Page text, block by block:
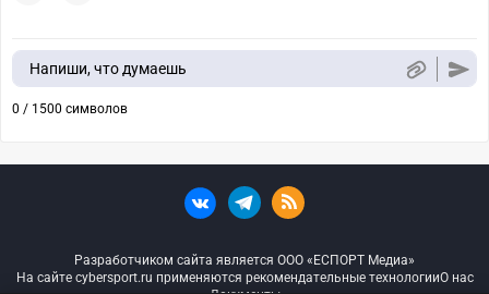
Напиши, что думаешь
0 / 1500 символов
Разработчиком сайта является ООО «ЕСПОРТ Медиа»
На сайте cybersport.ru применяются рекомендательные технологииО нас